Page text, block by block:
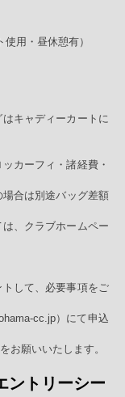
用・昼休憩有）
キャディーカートに
カーフィ・諸経費・
合は別途バッグ差額
、クラブホームペー
して、必要事項をご
cc.jp）にて申込
お願いいたします。
ントリーシー